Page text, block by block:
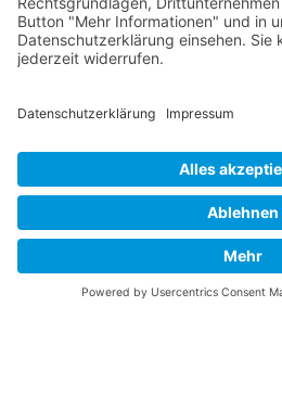
Die RLSO ist jetzt auch
Wir betreiben ...